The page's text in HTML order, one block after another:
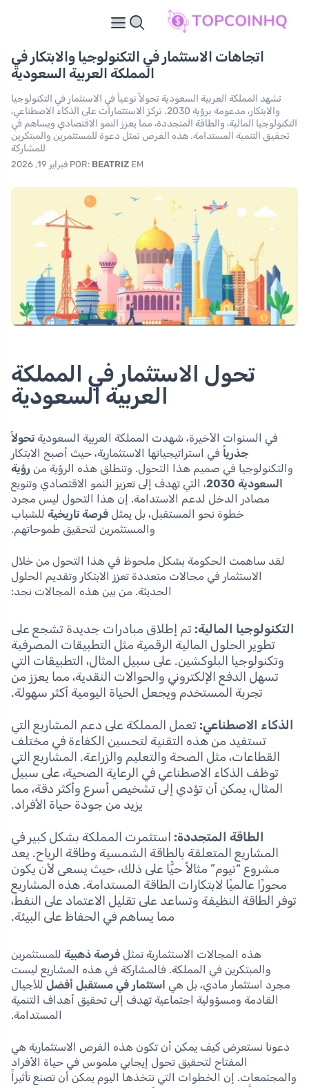
اتجاهات الاستثمار في التكنولوجيا والابتكار في
المملكة العربية السعودية
تشهد المملكة العربية السعودية تحولاً نوعياً في الاستثمار في التكنولوجيا
والابتكار، مدعومة برؤية 2030. تركز الاستثمارات على الذكاء الاصطناعي،
التكنولوجيا المالية، والطاقة المتجددة، مما يعزز النمو الاقتصادي ويساهم في
تحقيق التنمية المستدامة. هذه الفرص تمثل دعوة للمستثمرين والمبتكرين
للمشاركة
POR: BEATRIZ EM فبراير 19, 2026
تحول الاستثمار في المملكة
العربية السعودية
في السنوات الأخيرة، شهدت المملكة العربية السعودية تحولاً
جذرياً في استراتيجياتها الاستثمارية، حيث أصبح الابتكار
والتكنولوجيا في صميم هذا التحول. وتنطلق هذه الرؤية من رؤية
السعودية 2030
، التي تهدف إلى تعزيز النمو الاقتصادي وتنويع
مصادر الدخل لدعم الاستدامة. إن هذا التحول ليس مجرد
خطوة نحو المستقبل، بل يمثل فرصة تاريخية للشباب
والمستثمرين لتحقيق طموحاتهم.
لقد ساهمت الحكومة بشكل ملحوظ في هذا التحول من خلال
الاستثمار في مجالات متعددة تعزز الابتكار وتقديم الحلول
الحديثة. من بين هذه المجالات نجد:
التكنولوجيا المالية: تم إطلاق مبادرات جديدة تشجع على
تطوير الحلول المالية الرقمية مثل التطبيقات المصرفية
وتكنولوجيا البلوكشين. على سبيل المثال، التطبيقات التي
تسهل الدفع الإلكتروني والحوالات النقدية، مما يعزز من
تجربة المستخدم ويجعل الحياة اليومية أكثر سهولة.
الذكاء الاصطناعي: تعمل المملكة على دعم المشاريع التي
تستفيد من هذه التقنية لتحسين الكفاءة في مختلف
القطاعات، مثل الصحة والتعليم والزراعة. المشاريع التي
توظف الذكاء الاصطناعي في الرعاية الصحية، على سبيل
المثال، يمكن أن تؤدي إلى تشخيص أسرع وأكثر دقة، مما
يزيد من جودة حياة الأفراد.
الطاقة المتجددة: استثمرت المملكة بشكل كبير في
المشاريع المتعلقة بالطاقة الشمسية وطاقة الرياح. يعد
مشروع “نيوم” مثالاً حيًّا على ذلك، حيث يسعى لأن يكون
محورًا عالميًا لابتكارات الطاقة المستدامة. هذه المشاريع
توفر الطاقة النظيفة وتساعد على تقليل الاعتماد على النفط،
مما يساهم في الحفاظ على البيئة.
هذه المجالات الاستثمارية تمثل فرصة ذهبية للمستثمرين
والمبتكرين في المملكة. فالمشاركة في هذه المشاريع ليست
مجرد استثمار مادي، بل هي استثمار في مستقبل أفضل للأجيال
القادمة ومسؤولية اجتماعية تهدف إلى تحقيق أهداف التنمية
المستدامة.
دعونا نستعرض كيف يمكن أن تكون هذه الفرص الاستثمارية هي
المفتاح لتحقيق تحول إيجابي ملموس في حياة الأفراد
والمجتمعات. إن الخطوات التي نتخذها اليوم يمكن أن تصنع تأثيراً